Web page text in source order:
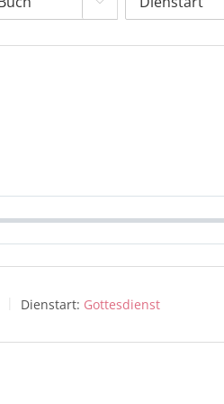
Dienstart: Gottesdienst